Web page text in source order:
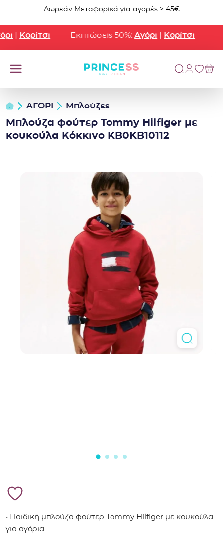
Μετάβαση στο περιεχόμενο
Δωρεάν Μεταφορικά για αγορές > 45€
|Κορίτσι Εκπτώσεις 50%:Αγόρι|Κορίτσι
ΑΓΟΡΙ Μπλούζες
Μπλούζα φούτερ Tommy Hilfiger με
κουκούλα Κόκκινο KB0KB10112
• Παιδική μπλούζα φούτερ Tommy Hilfiger με κουκούλα
για αγόρια